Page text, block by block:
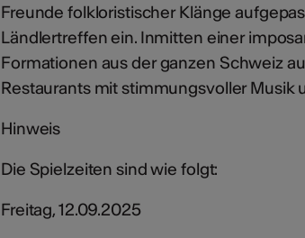
Freunde folkloristischer Klänge
Ländlertreffen ein. Inmitten einer
Formationen aus der ganzen Schweiz
Restaurants mit stimmungsvoller Musik
Hinweis
Die Spielzeiten sind wie folgt:
Freitag, 12.09.2025